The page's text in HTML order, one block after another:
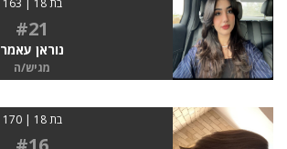
בת 18 | 163
#21
נוראן עאמר
מגיש/ה
בת 18 | 170